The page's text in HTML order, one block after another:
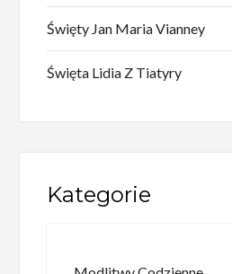
Święty Jan Maria Vianney
Święta Lidia Z Tiatyry
Kategorie